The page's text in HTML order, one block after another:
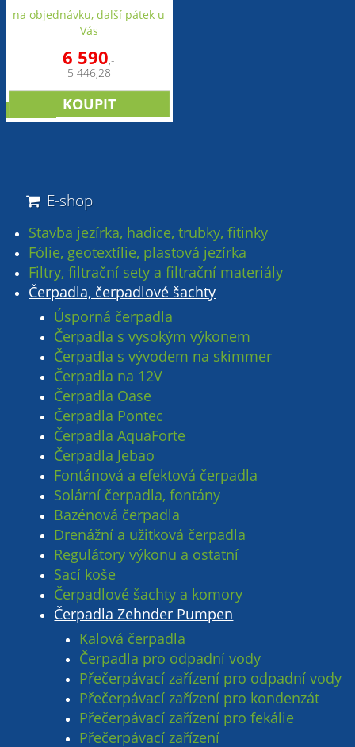
na objednávku, další pátek u
Vás
6 590,-
5 446,28
E-shop
Stavba jezírka, hadice, trubky, fitinky
Fólie, geotextílie, plastová jezírka
Filtry, filtrační sety a filtrační materiály
Čerpadla, čerpadlové šachty
Úsporná čerpadla
Čerpadla s vysokým výkonem
Čerpadla s vývodem na skimmer
Čerpadla na 12V
Čerpadla Oase
Čerpadla Pontec
Čerpadla AquaForte
Čerpadla Jebao
Fontánová a efektová čerpadla
Solární čerpadla, fontány
Bazénová čerpadla
Drenážní a užitková čerpadla
Regulátory výkonu a ostatní
Sací koše
Čerpadlové šachty a komory
Čerpadla Zehnder Pumpen
Kalová čerpadla
Čerpadla pro odpadní vody
Přečerpávací zařízení pro odpadní vody
Přečerpávací zařízení pro kondenzát
Přečerpávací zařízení pro fekálie
Přečerpávací zařízení